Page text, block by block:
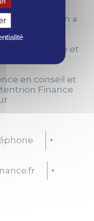
Services
Jonathan a
Kiloutou
des
en France et
en conseil et
Finance